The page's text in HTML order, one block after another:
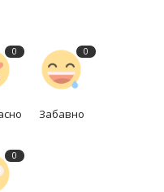
0 0
Забавно
0